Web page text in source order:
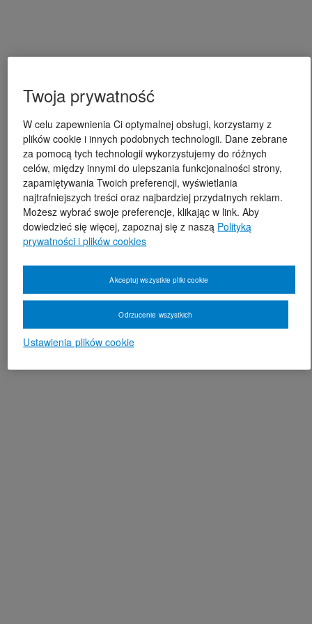
Twoja prywatność
W celu zapewnienia Ci optymalnej obsługi, korzystamy z
plików cookie i innych podobnych technologii. Dane zebrane
za pomocą tych technologii wykorzystujemy do różnych
celów, między innymi do ulepszania funkcjonalności strony,
zapamiętywania Twoich preferencji, wyświetlania
najtrafniejszych treści oraz najbardziej przydatnych reklam.
Możesz wybrać swoje preferencje, klikając w link. Aby
dowiedzieć się więcej, zapoznaj się z naszą Polityką
prywatności i plików cookies
Ustawienia plików cookie
Odrzucenie wszystkich
Akceptuj wszystkie pliki cookie